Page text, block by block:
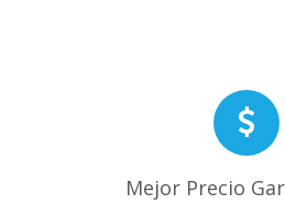
Mejor Precio